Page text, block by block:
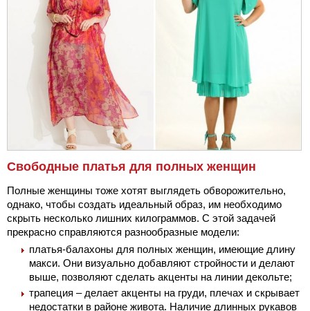
Свободные платья для полных женщин
Полные женщины тоже хотят выглядеть обворожительно,
однако, чтобы создать идеальный образ, им необходимо
скрыть несколько лишних килограммов. С этой задачей
прекрасно справляются разнообразные модели:
платья-балахоны для полных женщин, имеющие длину
макси. Они визуально добавляют стройности и делают
выше, позволяют сделать акценты на линии декольте;
трапеция – делает акценты на груди, плечах и скрывает
недостатки в районе живота. Наличие длинных рукавов